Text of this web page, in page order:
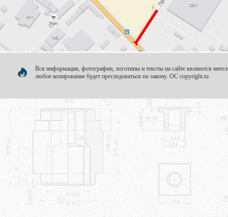
Вся информация, фотографии, логотипы и тексты на сайте являются
любое копирование будет преследоваться по закону. OC copyright.tu